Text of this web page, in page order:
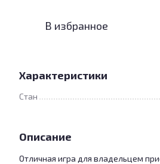
В избранное
Характеристики
Стан
Описание
Отличная игра для владельцем